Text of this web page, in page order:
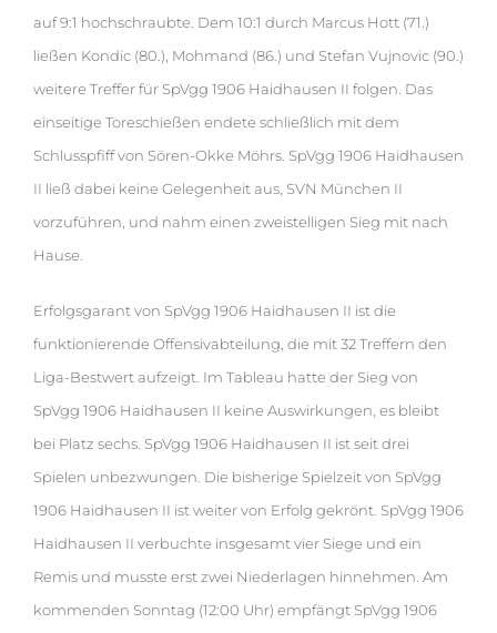
auf 9:1 hochschraubte. Dem 10:1 durch Marcus Hott (71.)
ließen Kondic (80.), Mohmand (86.) und Stefan Vujnovic (90.)
weitere Treffer für SpVgg 1906 Haidhausen II folgen. Das
einseitige Toreschießen endete schließlich mit dem
Schlusspfiff von Sören-Okke Möhrs. SpVgg 1906 Haidhausen
II ließ dabei keine Gelegenheit aus, SVN München II
vorzuführen, und nahm einen zweistelligen Sieg mit nach
Hause.
Erfolgsgarant von SpVgg 1906 Haidhausen II ist die
funktionierende Offensivabteilung, die mit 32 Treffern den
Liga-Bestwert aufzeigt. Im Tableau hatte der Sieg von
SpVgg 1906 Haidhausen II keine Auswirkungen, es bleibt
bei Platz sechs. SpVgg 1906 Haidhausen II ist seit drei
Spielen unbezwungen. Die bisherige Spielzeit von SpVgg
1906 Haidhausen II ist weiter von Erfolg gekrönt. SpVgg 1906
Haidhausen II verbuchte insgesamt vier Siege und ein
Remis und musste erst zwei Niederlagen hinnehmen. Am
kommenden Sonntag (12:00 Uhr) empfängt SpVgg 1906